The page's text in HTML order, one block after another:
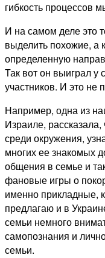
гибкость процессов
И на самом деле это
выделить похожие, а
определенную
Так вот он выиграл
участников. И это не
Например, одна из
Израиле, рассказала,
среди окружения,
многих ее знакомых
общения в семье и
фановые игры о
именно прикладные,
предлагаю и в
семьи немного
самопознания и
семьи.